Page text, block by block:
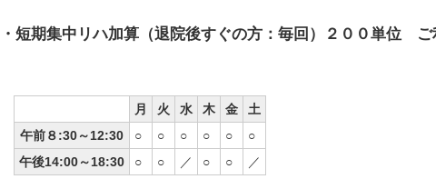
・短期集中リハ加算（退院後すぐの方：毎回）２００単位
月 火 水 木 金
土
午前８:30～12:30
○ ○ ○ ○ ○
○
午後14:00～18:30
○ ○ ／ ○ ○ ／